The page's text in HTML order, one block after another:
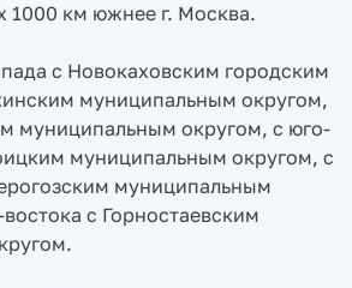
1000 км южнее г. Москва.
с Новокаховским городским
муниципальным округом,
муниципальным округом, с юго-
муниципальным округом, с
муниципальным
с Горностаевским